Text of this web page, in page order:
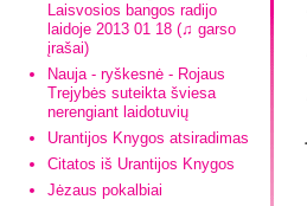
Laisvosios bangos radijo
laidoje 2013 01 18 (♫ garso
įrašai)
Nauja - ryškesnė - Rojaus
Trejybės suteikta šviesa
nerengiant laidotuvių
Urantijos Knygos atsiradimas
Citatos iš Urantijos Knygos
Jėzaus pokalbiai